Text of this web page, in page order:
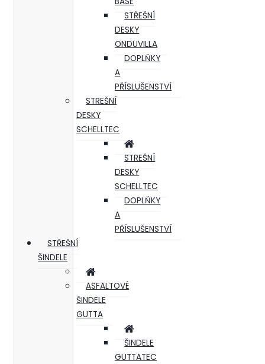
STŘEŠNÍ
DESKY
ONDUVILLA
DOPLŇKY
A
PŘÍSLUŠENSTVÍ
STREŠNÍ
DESKY
SCHELLTEC
STREŠNÍ
DESKY
SCHELLTEC
DOPLŇKY
A
PŘÍSLUŠENSTVÍ
STŘEŠNÍ
ŠINDELE
ASFALTOVÉ
ŠINDELE
GUTTA
ŠINDELE
GUTTATEC